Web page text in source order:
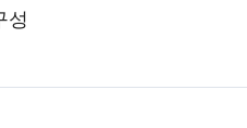
성